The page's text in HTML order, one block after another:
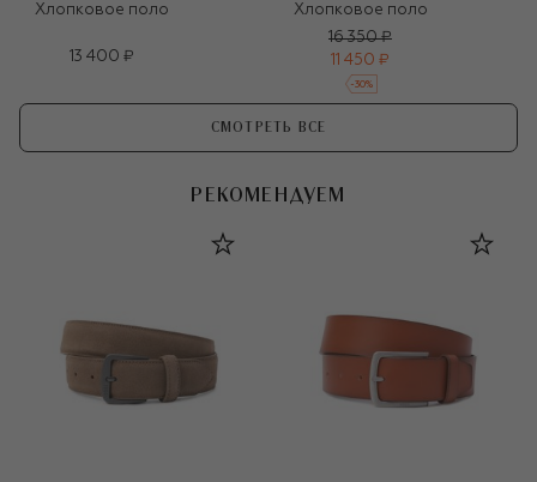
Хлопковое поло
13 400 ₽
Хлопковое поло
16 350 ₽
11 450 ₽
-30%
СМОТРЕТЬ ВСЕ
РЕКОМЕНДУЕМ